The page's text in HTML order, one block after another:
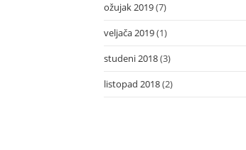
ožujak 2019(7)
veljača 2019(1)
studeni 2018(3)
listopad 2018(2)